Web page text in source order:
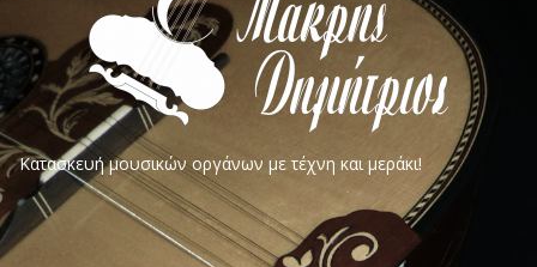
Κατασκευή μουσικών οργάνων με τέχνη και μεράκι!